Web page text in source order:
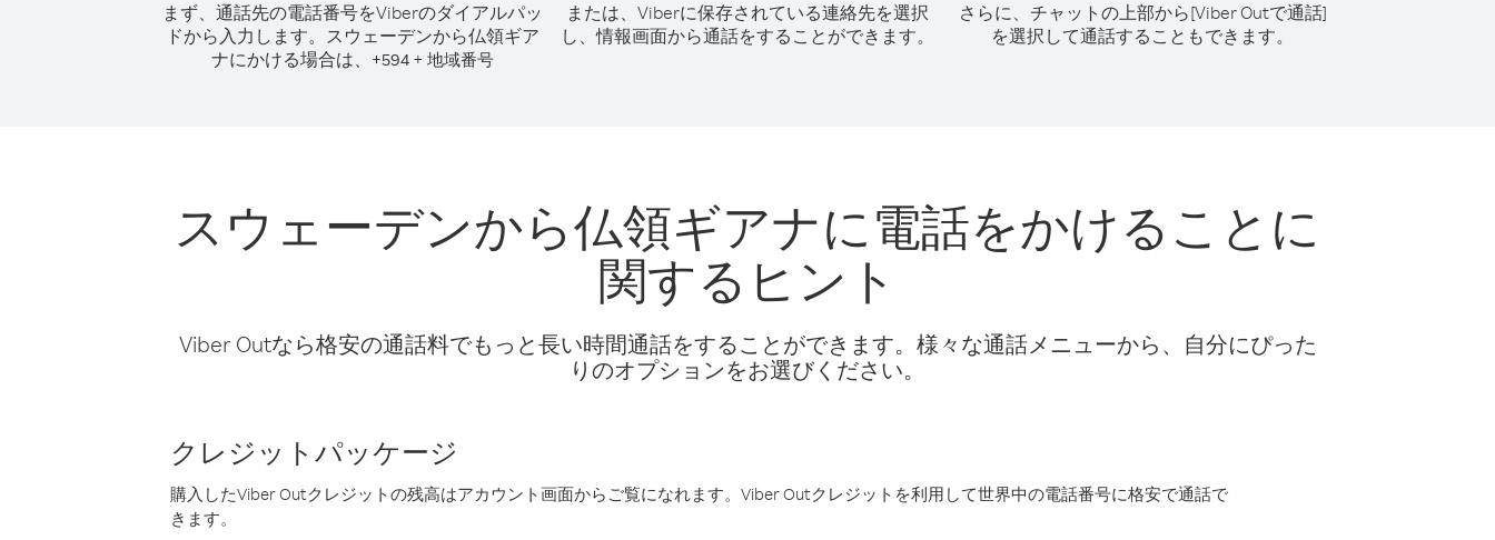
まず、通話先の電話番号をViberのダイアルパッ
ドから入力します。 スウェーデンから仏領ギア
ナにかける場合は、 +594 + 地域番号
または、Viberに保存されている連絡先を選択
し、情報画面から通話をすることができます。
さらに、チャットの上部から[Viber Outで通話]
を選択して通話することもできます。
スウェーデンから仏領ギアナに電話をかけることに
関するヒント
Viber Outなら格安の通話料でもっと長い時間通話をすることができます。様々な通話メニューから、自分にぴった
りのオプションをお選びください。
クレジットパッケージ
購入したViber Outクレジットの残高はアカウント画面からご覧になれます。Viber Outクレジットを利用して世界中の電話番号に格安で通話で
きます。